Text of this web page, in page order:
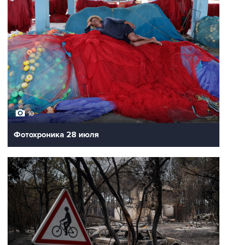
10
Фотохроника 28 июля